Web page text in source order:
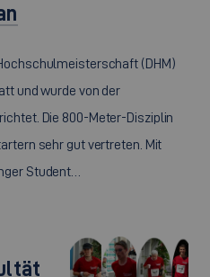
(DHM)
und wurde von der
Die 800-Meter-Disziplin
sehr gut vertreten. Mit
Student…